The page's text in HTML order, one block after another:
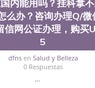
来自世界各地的成百
今，这是一所在世界上
会和影响力的高等教
质量的核心代表。其
美国大学教学排名中表
其所处地域的世界硅谷
公司甚至在学生大三和
的实习机会。无论是加
内能用吗？挂科拿
么办？咨询办理Q/
信网公证办理，购买
5
dfnsen Salud y Belleza
0 Respuestas
...